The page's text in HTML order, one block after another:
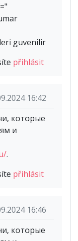
guvenilir
přihlásit
16:42
которые
и
.
přihlásit
16:46
которые